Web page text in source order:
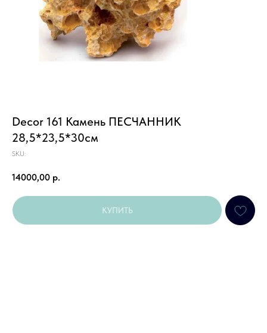
Decor 161 Камень ПЕСЧАННИК
28,5*23,5*30см
SKU:
14000,00 р.
КУПИТЬ